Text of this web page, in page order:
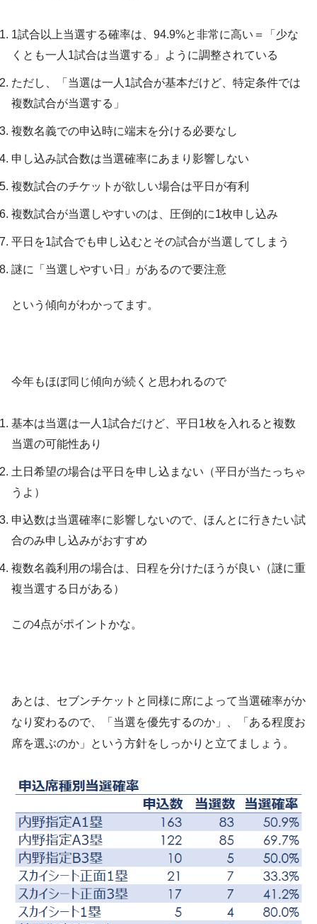
1試合以上当選する確率は、94.9%と非常に高い＝「少な
くとも一人1試合は当選する」ように調整されている
ただし、「当選は一人1試合が基本だけど、特定条件では
複数試合が当選する」
複数名義での申込時に端末を分ける必要なし
申し込み試合数は当選確率にあまり影響しない
複数試合のチケットが欲しい場合は平日が有利
複数試合が当選しやすいのは、圧倒的に1枚申し込み
平日を1試合でも申し込むとその試合が当選してしまう
謎に「当選しやすい日」があるので要注意
という傾向がわかってます。
今年もほぼ同じ傾向が続くと思われるので
基本は当選は一人1試合だけど、平日1枚を入れると複数
当選の可能性あり
土日希望の場合は平日を申し込まない（平日が当たっちゃ
うよ）
申込数は当選確率に影響しないので、ほんとに行きたい試
合のみ申し込みがおすすめ
複数名義利用の場合は、日程を分けたほうが良い（謎に重
複当選する日がある）
この4点がポイントかな。
あとは、セブンチケットと同様に席によって当選確率がか
なり変わるので、「当選を優先するのか」、「ある程度お
席を選ぶのか」という方針をしっかりと立てましょう。